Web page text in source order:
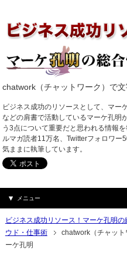
chatwork（チャットワーク）で
ビジネス成功のリソースとして、マー
などの肩書で活動しているマーケ孔明
う3点について重要だと思われる情報
ルマガ読者11万名、Twitterフォロワー
気ままに執筆しています。
メニュー
ビジネス成功リソース！マーケ孔明
ウド・仕事術
chatwork（チャッ
ーケ孔明